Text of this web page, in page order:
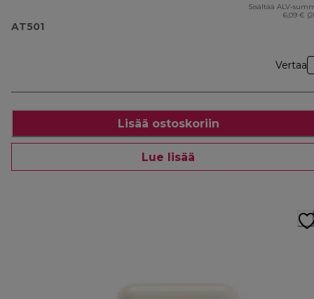
AT501
Sisältää ALV-
6,09 €
Vertaa
Lisää ostoskoriin
Lue lisää